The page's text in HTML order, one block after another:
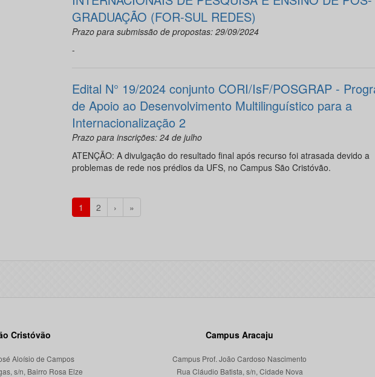
GRADUAÇÃO (FOR-SUL REDES)
Prazo para submissão de propostas: 29/09/2024
-
Edital N° 19/2024 conjunto CORI/IsF/POSGRAP -
de Apoio ao Desenvolvimento Multilinguístico para a
Internacionalização 2
Prazo para inscrições: 24 de julho
ATENÇÃO: A divulgação do resultado final após recurso foi atrasada devido a
problemas de rede nos prédios da UFS, no Campus São Cristóvão.
1 2 › »
Cristóvão
Aloísio de Campos
s/n, Bairro Rosa Elze
Campus Aracaju
Campus Prof. João Cardoso Nascimento
Rua Cláudio Batista, s/n, Cidade Nova